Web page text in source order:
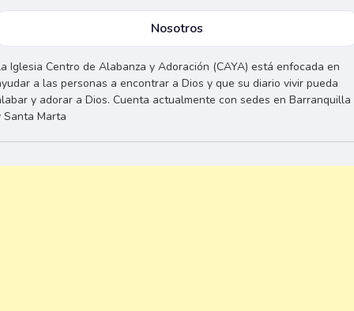
Nosotros
Iglesia Centro de Alabanza y Adoración (CAYA) está enfocada en
a las personas a encontrar a Dios y que su diario vivir pueda
y adorar a Dios. Cuenta actualmente con sedes en Barranquilla
Santa Marta